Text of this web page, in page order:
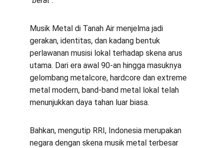
Musik Metal di Tanah Air menjelma jadi
gerakan, identitas, dan kadang bentuk
perlawanan musisi lokal terhadap skena arus
utama. Dari era awal 90-an hingga masuknya
gelombang metalcore, hardcore dan extreme
metal modern, band-band metal lokal telah
menunjukkan daya tahan luar biasa.
Bahkan, mengutip RRI, Indonesia merupakan
negara dengan skena musik metal terbesar